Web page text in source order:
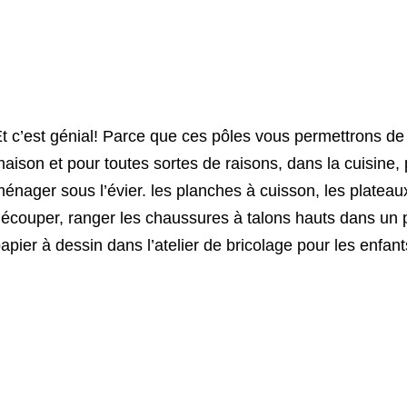
c’est génial! Parce que ces pôles vous permettrons
et pour toutes sortes de raisons, dans la
sous l’évier. les planches à cuisson, les
ranger les chaussures à talons hauts dans
à dessin dans l’atelier de bricolage pour les